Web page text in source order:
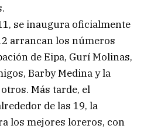
se inaugura oficialmente
arrancan los números
de Eipa, Gurí Molinas,
Barby Medina y la
Más tarde, el
de las 19, la
los mejores loreros, con